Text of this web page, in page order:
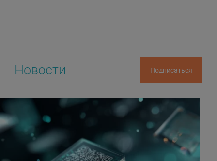
Новости Подписаться